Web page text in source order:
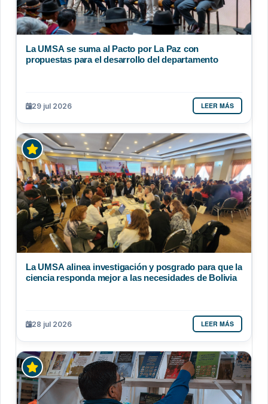
La UMSA se suma al Pacto por La Paz con
propuestas para el desarrollo del departamento
29 jul 2026 LEER MÁS
La UMSA alinea investigación y posgrado para que la
ciencia responda mejor a las necesidades de Bolivia
28 jul 2026 LEER MÁS